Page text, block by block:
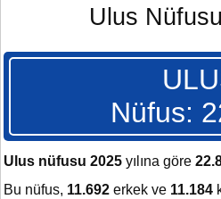
Ulus
Nüfus:
Ulus nüfusu 2025 yılına göre
Bu nüfus, 11.692 erkek ve 11.184